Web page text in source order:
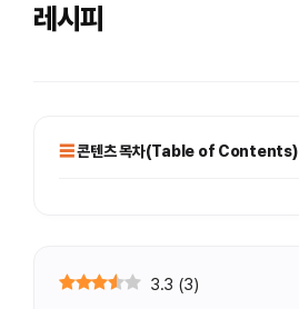
레시피
콘텐츠 목차(Table of Contents)
3.3 (3)